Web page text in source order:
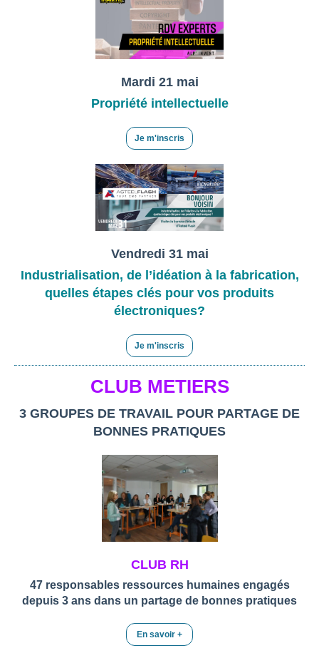
Mardi 21 mai
Propriété intellectuelle
Je m'inscris
Vendredi 31 mai
Industrialisation, de l’idéation à la fabrication,
quelles étapes clés pour vos produits
électroniques?
Je m'inscris
CLUB METIERS
3 GROUPES DE TRAVAIL POUR PARTAGE DE
BONNES PRATIQUES
CLUB RH
47 responsables ressources humaines engagés
depuis 3 ans dans un partage de bonnes pratiques
En savoir +